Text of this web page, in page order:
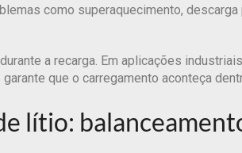
como superaquecimento,
a recarga. Em aplicações
que o carregamento aconteça
lítio: